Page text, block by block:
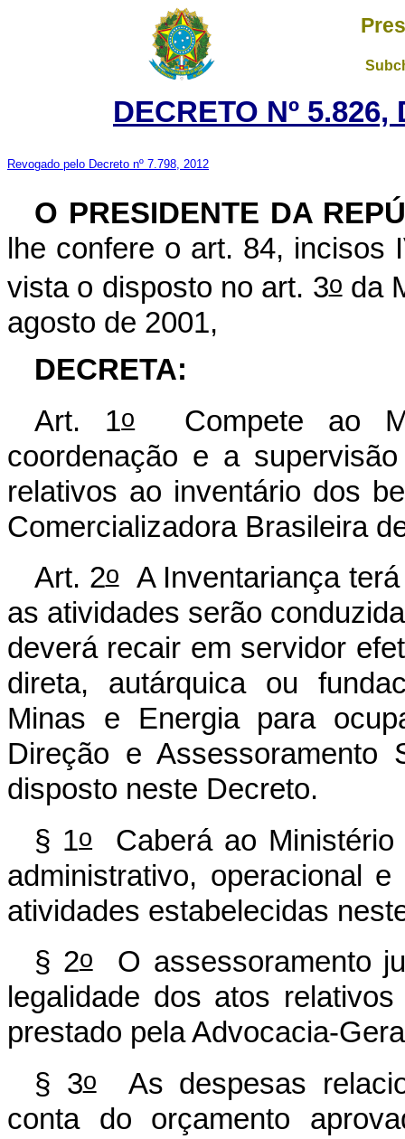
DECRETO Nº
Revogado pelo Decreto nº 7.798, 2012
O PRESIDENTE DA
lhe confere o art. 84,
vista o disposto no art. 3oda
agosto de 2001,
DECRETA:
Art. 1oCompete ao
coordenação e a
relativos ao inventário dos
Comercializadora Brasileira
Art. 2oA Inventariança terá
as atividades serão
deverá recair em servidor
direta, autárquica ou
Minas e Energia para
Direção e
disposto neste Decreto.
§ 1oCaberá ao Ministério
administrativo, operacional
atividades estabelecidas
§ 2oO assessoramento
legalidade dos atos
prestado pela Advocacia-
§ 3oAs despesas
conta do orçamento